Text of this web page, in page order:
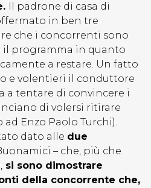
Il padrone di casa di
in ben tre
che i concorrenti sono
il programma in quanto
a restare. Un fatto
e volentieri il conduttore
a tentare di convincere i
di volersi ritirare
Enzo Paolo Turchi).
dato alle due
– che, più che
si sono dimostrare
della concorrente che,